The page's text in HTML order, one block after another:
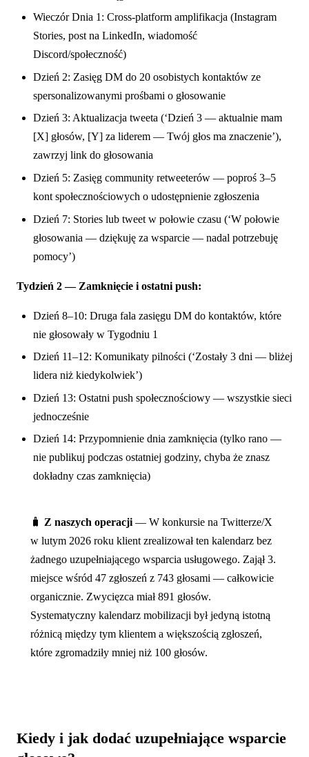
Wieczór Dnia 1: Cross-platform amplifikacja (Instagram
Stories, post na LinkedIn, wiadomość
Discord/społeczność)
Dzień 2: Zasięg DM do 20 osobistych kontaktów ze
spersonalizowanymi prośbami o głosowanie
Dzień 3: Aktualizacja tweeta (‘Dzień 3 — aktualnie mam
[X] głosów, [Y] za liderem — Twój głos ma znaczenie’),
zawrzyj link do głosowania
Dzień 5: Zasięg community retweeterów — poproś 3–5
kont społecznościowych o udostępnienie zgłoszenia
Dzień 7: Stories lub tweet w połowie czasu (‘W połowie
głosowania — dziękuję za wsparcie — nadal potrzebuję
pomocy’)
Tydzień 2 — Zamknięcie i ostatni push:
Dzień 8–10: Druga fala zasięgu DM do kontaktów, które
nie głosowały w Tygodniu 1
Dzień 11–12: Komunikaty pilności (‘Zostały 3 dni — bliżej
lidera niż kiedykolwiek’)
Dzień 13: Ostatni push społecznościowy — wszystkie sieci
jednocześnie
Dzień 14: Przypomnienie dnia zamknięcia (tylko rano —
nie publikuj podczas ostatniej godziny, chyba że znasz
dokładny czas zamknięcia)
🧳 Z naszych operacji — W konkursie na Twitterze/X
w lutym 2026 roku klient zrealizował ten kalendarz bez
żadnego uzupełniającego wsparcia usługowego. Zajął 3.
miejsce wśród 47 zgłoszeń z 743 głosami — całkowicie
organicznie. Zwycięzca miał 891 głosów.
Systematyczny kalendarz mobilizacji był jedyną istotną
różnicą między tym klientem a większością zgłoszeń,
które zgromadziły mniej niż 100 głosów.
Kiedy i jak dodać uzupełniające wsparcie